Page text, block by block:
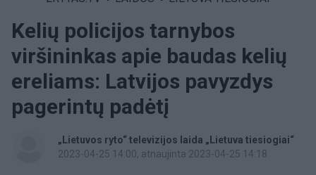
Kelių policijos tarnybos
viršininkas apie baudas kelių
ereliams: Latvijos pavyzdys
pagerintų padėtį
„Lietuvos ryto“ televizijos laida „Lietuva tiesiogiai“
2023-04-25 14:00, atnaujinta 2023-04-25 14:18